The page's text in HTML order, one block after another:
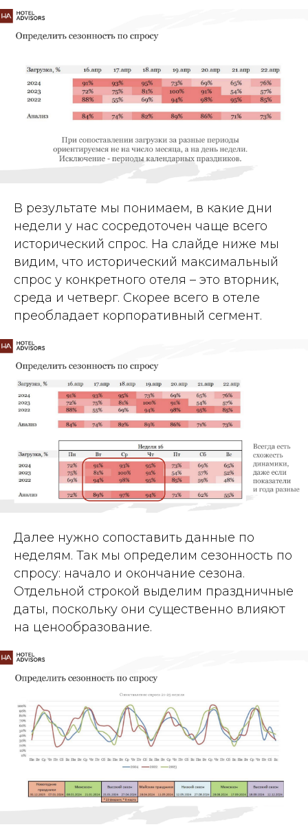
В результате мы понимаем, в какие дни
недели у нас сосредоточен чаще всего
исторический спрос. На слайде ниже мы
видим, что исторический максимальный
спрос у конкретного отеля – это вторник,
среда и четверг. Скорее всего в отеле
преобладает корпоративный сегмент.
Далее нужно сопоставить данные по
неделям. Так мы определим сезонность по
спросу: начало и окончание сезона.
Отдельной строкой выделим праздничные
даты, поскольку они существенно влияют
на ценообразование.